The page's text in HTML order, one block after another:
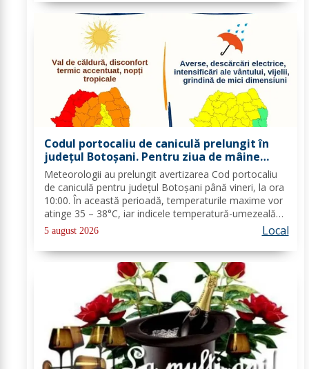
Codul portocaliu de caniculă prelungit în
județul Botoșani. Pentru ziua de mâine
sunt prognozate și furtuni
Meteorologii au prelungit avertizarea Cod portocaliu
de caniculă pentru județul Botoșani până vineri, la ora
10:00. În această perioadă, temperaturile maxime vor
atinge 35 – 38°C, iar indicele temperatură-umezeală
va depăși pragul critic de 80 de unități. Nopțile vor
rămâne tropicale, cu minime...
5 august 2026 Local